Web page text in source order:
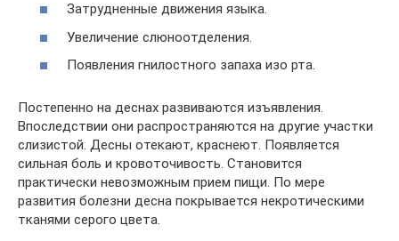
Затрудненные движения языка.
Увеличение слюноотделения.
Появления гнилостного запаха изо рта.
Постепенно на деснах развиваются изъявления.
Впоследствии они распространяются на другие участки
слизистой. Десны отекают, краснеют. Появляется
сильная боль и кровоточивость. Становится
практически невозможным прием пищи. По мере
развития болезни десна покрывается некротическими
тканями серого цвета.